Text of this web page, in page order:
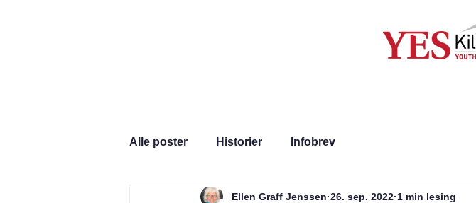
Alle poster Historier Infobrev
Ellen Graff Jenssen 26. sep. 2022 1 min lesing